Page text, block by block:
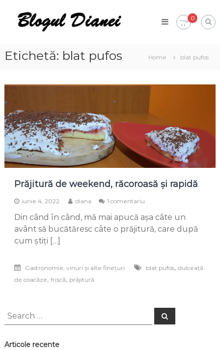
content
Blogul
Dianei
opinie,
călătorii
finețuri
0
Etichetă: blat pufos Home blat pufos
Prăjitură de weekend, răcoroasă și rapidă
iunie 4, 2022 diana 1 comentariu
de
weekend,
Din când în când, mă mai apucă așa câte un
avânt să bucătăresc câte o prăjitură, care după
cum știți […]
Gastronomie, vinuri și alte finețuri blat pufos, dulceață
de coacăze, frișcă, prăjitură
Search
for:
Search
Articole recente